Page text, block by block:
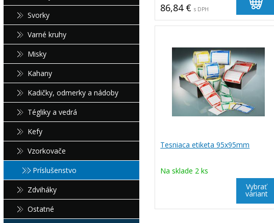
86,84 € s DPH
Tesniaca etiketa 95x95mm
Na sklade 2 ks
Vybrať
variant
Svorky
Varné kruhy
Misky
Kahany
Kadičky, odmerky a nádoby
Tégliky a vedrá
Kefy
Vzorkovače
Príslušenstvo
Zdviháky
Ostatné